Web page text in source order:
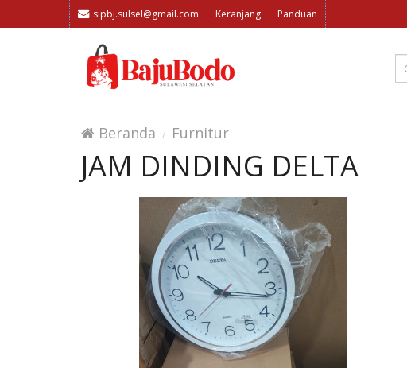
sipbj.sulsel@gmail.com Keranjang Panduan
Beranda Furnitur
JAM DINDING DELTA